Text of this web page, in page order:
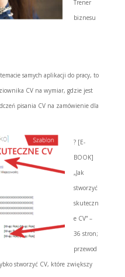
Trener
biznesu
samych aplikacji do pracy, to
CV na wymiar, gdzie jest
pisania CV na zamówienie dla
?[E-
BOOK]
„Jak
stworzyć
skuteczn
e CV” –
36 stron;
przewod
stworzyć CV, które zwiększy